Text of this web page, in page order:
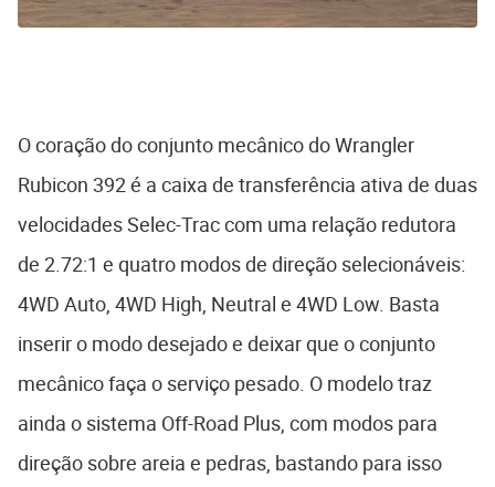
O coração do conjunto mecânico do Wrangler
Rubicon 392 é a caixa de transferência ativa de duas
velocidades Selec-Trac com uma relação redutora
de 2.72:1 e quatro modos de direção selecionáveis:
4WD Auto, 4WD High, Neutral e 4WD Low. Basta
inserir o modo desejado e deixar que o conjunto
mecânico faça o serviço pesado. O modelo traz
ainda o sistema Off-Road Plus, com modos para
direção sobre areia e pedras, bastando para isso